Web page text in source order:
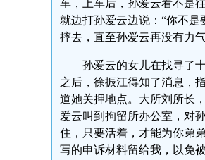
车，上车后，孙爱云看不是
就边打孙爱云边说：“你不
摔去，直至孙爱云再没有
孙爱云的女儿在找寻了
之后，徐振江得知了消息，
道她关押地点。大所刘所长
爱云叫到拘留所办公室，对
住，只要活着，才能为你弟
写的申诉材料留给我，以免